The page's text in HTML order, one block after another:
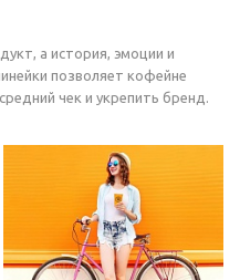
а история, эмоции и
позволяет кофейне
чек и укрепить бренд.